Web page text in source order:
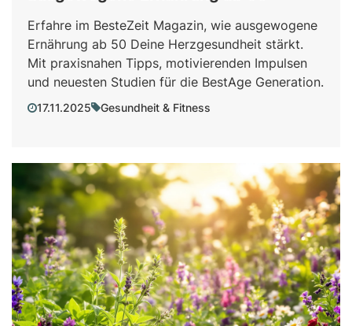
Erfahre im BesteZeit Magazin, wie ausgewogene
Ernährung ab 50 Deine Herzgesundheit stärkt.
Mit praxisnahen Tipps, motivierenden Impulsen
und neuesten Studien für die BestAge Generation.
17.11.2025 Gesundheit & Fitness